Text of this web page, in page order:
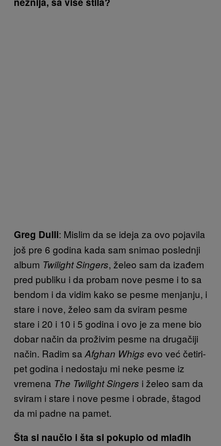
Greg Dulli: Mislim da se ideja za ovo pojavila
još pre 6 godina kada sam snimao poslednji
album Twilight Singers, želeo sam da izađem
pred publiku i da probam nove pesme i to sa
bendom i da vidim kako se pesme menjanju, i
stare i nove, želeo sam da sviram pesme
stare i 20 i 10 i 5 godina i ovo je za mene bio
dobar način da proživim pesme na drugačiji
način. Radim sa Afghan Whigs evo već četiri-
pet godina i nedostaju mi neke pesme iz
vremena The Twilight Singers i želeo sam da
sviram i stare i nove pesme i obrade, štagod
da mi padne na pamet.
Šta si naučio i šta si pokupio od mlađih